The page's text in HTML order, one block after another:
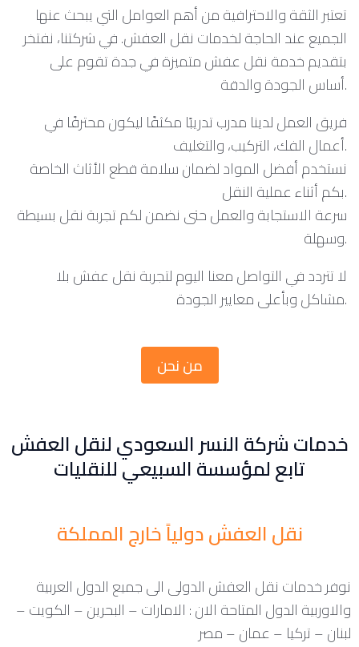
تعتبر الثقة والاحترافية من أهم العوامل التي يبحث عنها
الجميع عند الحاجة لخدمات نقل العفش. في شركتنا، نفتخر
بتقديم خدمة نقل عفش متميزة في جدة تقوم على
أساس الجودة والدقة.
أعمال الفك، التركيب، والتغليف.
نستخدم أفضل المواد لضمان سلامة قطع الأثاث الخاصة
بكم أثناء عملية النقل.
سرعة الاستجابة والعمل حتى نضمن لكم تجربة نقل بسيطة
وسهلة.
لا تتردد في التواصل معنا اليوم لتجربة نقل عفش بلا
مشاكل وبأعلى معايير الجودة.
من نحن
خدمات شركة النسر السعودي لنقل العفش
تابع لمؤسسة السبيعي للنقليات
نقل العفش دولياً خارج المملكة
نوفر خدمات نقل العفش الدولى الى جميع الدول العربية
والاوربية الدول المتاحة الان : الامارات – البحرين – الكويت –
لبنان – تركيا – عمان – مصر